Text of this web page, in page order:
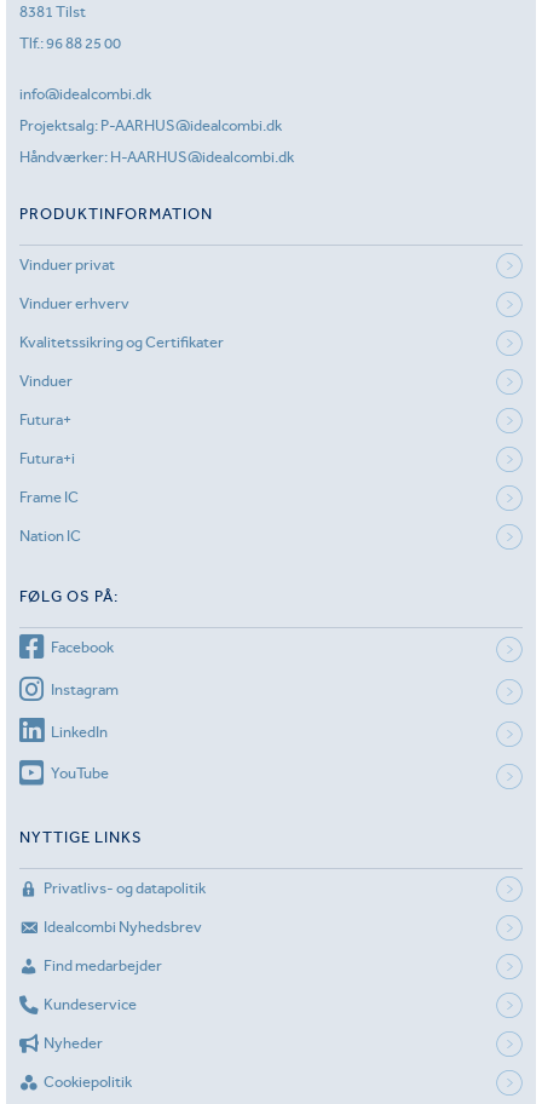
8381 Tilst
Tlf.:96 88 25 00
info@idealcombi.dk
Projektsalg: P-AARHUS@idealcombi.dk
Håndværker: H-AARHUS@idealcombi.dk
PRODUKTINFORMATION
Vinduer privat
Vinduer erhverv
Kvalitetssikring og Certifikater
Vinduer
Futura+
Futura+i
Frame IC
Nation IC
FØLG OS PÅ:
Facebook
Instagram
LinkedIn
YouTube
NYTTIGE LINKS
Privatlivs- og datapolitik
Idealcombi Nyhedsbrev
Find medarbejder
Kundeservice
Nyheder
Cookiepolitik